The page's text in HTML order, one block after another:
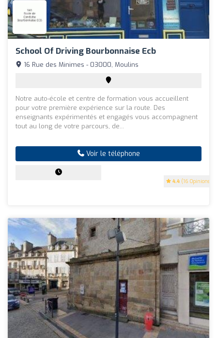
School Of Driving Bourbonnaise Ecb
4.4 (16 Opinions)
16 Rue des Minimes - 03000, Moulins
Notre auto-école et centre de formation vous accueillent
pour votre première expérience sur la route. Des
enseignants expérimentés et engagés vous accompagnent
tout au long de votre parcours, de...
Voir le téléphone